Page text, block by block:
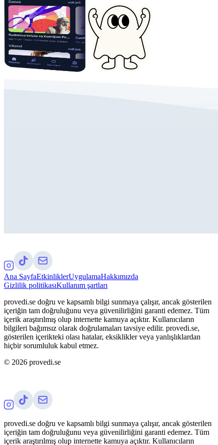
Ana SayfaEtkinliklerUygulamaHakkımızda
Gizlilik politikasıKullanım şartları
provedi.se doğru ve kapsamlı bilgi sunmaya çalışır, ancak gösterilen
içeriğin tam doğruluğunu veya güvenilirliğini garanti edemez. Tüm
içerik araştırılmış olup internette kamuya açıktır. Kullanıcıların
bilgileri bağımsız olarak doğrulamaları tavsiye edilir. provedi.se,
gösterilen içerikteki olası hatalar, eksiklikler veya yanlışlıklardan
hiçbir sorumluluk kabul etmez.
© 2026 provedi.se
provedi.se doğru ve kapsamlı bilgi sunmaya çalışır, ancak gösterilen
içeriğin tam doğruluğunu veya güvenilirliğini garanti edemez. Tüm
içerik araştırılmış olup internette kamuya açıktır. Kullanıcıların